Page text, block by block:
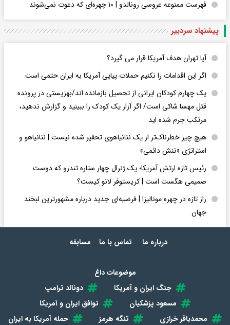
فهرست ممنوعه عروسی رونالدو | ۱۰ چهره‌ای که دعوت نمی‌شوند
پیشنهاد سردبیر
آیا تهران هدف آمریکا قرار می گیرد؟
اگر این اقدامات را نکنیم حملات پیاپی آمریکا به ایران حتمی است
یک چهارم کودکان ایرانی از تحصیل بازمانده اند/بهزیستی در پرونده
قتل مهسا شاکی است/ اگر آزار یک کودک را ببینید و گزارش ندهید،
مرتکب جرم شده اید
هیچ چیز خطرناک‌تر از یک نتانیاهوی تحقیر شده نیست | نتانیاهو و
استراتژی «تنش دائمی»
رئیس تازه ارتش آمریکا؛ یک ژنرال چهار ستاره تندرو که دوست
صمیمی هگست است | کریستوفر لانو کیست؟
راز تازه در چهره مونالیزا | فرضیه‌ای جدید درباره مشهورترین لبخند
جهان
درباره ما تماس با ما مسابقه
موضوعات داغ
جنگ ایران و آمریکا
دونالد ترامپ
مسعود پزشکیان
توافق ایران و آمریکا
محمدباقر خرازی
تنگه هرمز حمله آمریکا به ایران